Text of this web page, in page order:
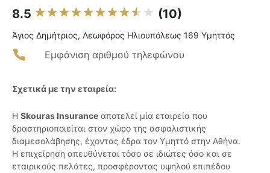
8.5 (10)
Άγιος Δημήτριος, Λεωφόρος Ηλιουπόλεως 169 Υμηττός
Εμφάνιση αριθμού τηλεφώνου
Σχετικά με την εταιρεία:
Η Skouras Insurance αποτελεί μία εταιρεία που
δραστηριοποιείται στον χώρο της ασφαλιστικής
διαμεσολάβησης, έχοντας έδρα τον Υμηττό στην Αθήνα.
Η επιχείρηση απευθύνεται τόσο σε ιδιώτες όσο και σε
εταιρικούς πελάτες, προσφέροντας υψηλού επιπέδου